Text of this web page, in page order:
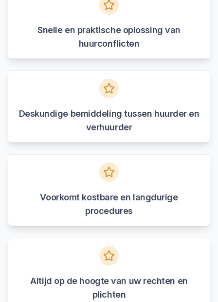
Snelle en praktische oplossing van
huurconflicten
Deskundige bemiddeling tussen huurder en
verhuurder
Voorkomt kostbare en langdurige
procedures
Altijd op de hoogte van uw rechten en
plichten